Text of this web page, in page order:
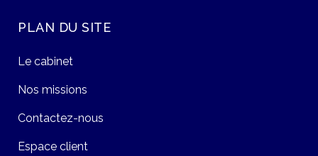
PLAN DU SITE
Le cabinet
Nos missions
Contactez-nous
Espace client